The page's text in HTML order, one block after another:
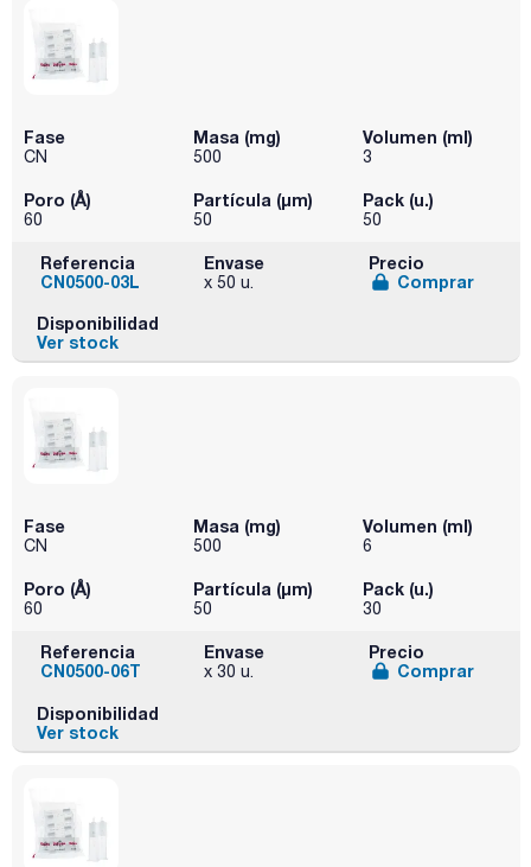
Fase
CN
Masa (mg)
500
Volumen (ml)
3
Poro (Å)
60
Partícula (μm)
50
Pack (u.)
50
Referencia
CN0500-03L
Envase
x 50 u.
Precio
Comprar
Disponibilidad
Ver stock
Fase
CN
Masa (mg)
500
Volumen (ml)
6
Poro (Å)
60
Partícula (μm)
50
Pack (u.)
30
Referencia
CN0500-06T
Envase
x 30 u.
Precio
Comprar
Disponibilidad
Ver stock